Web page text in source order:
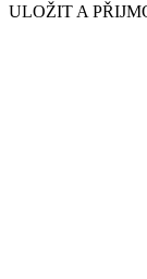
ULOŽIT A